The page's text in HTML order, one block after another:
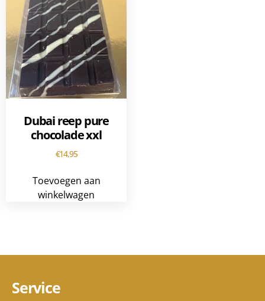
Dubai reep pure
chocolade xxl
€14,95
Toevoegen aan
winkelwagen
Service